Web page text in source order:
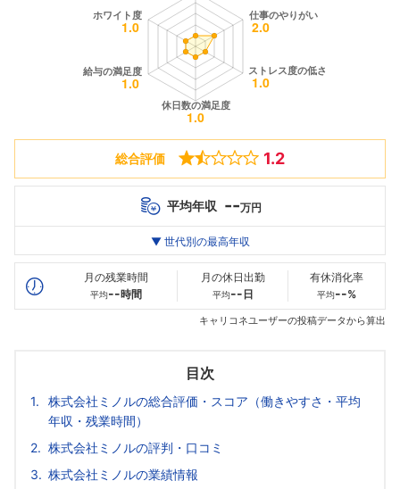
総合評価 1.2
平均年収 --万円
最高年収
20代
--万
30代
--万
--万
▼ 世代別の最高年収
月の残業時間
平均--時間
月の休日出勤
平均-- 日
有休消化率
平均--%
キャリコネユーザーの投稿データから算出
目次
株式会社ミノルの総合評価・スコア（働きやすさ・平均
年収・残業時間）
株式会社ミノルの評判・口コミ
株式会社ミノルの業績情報